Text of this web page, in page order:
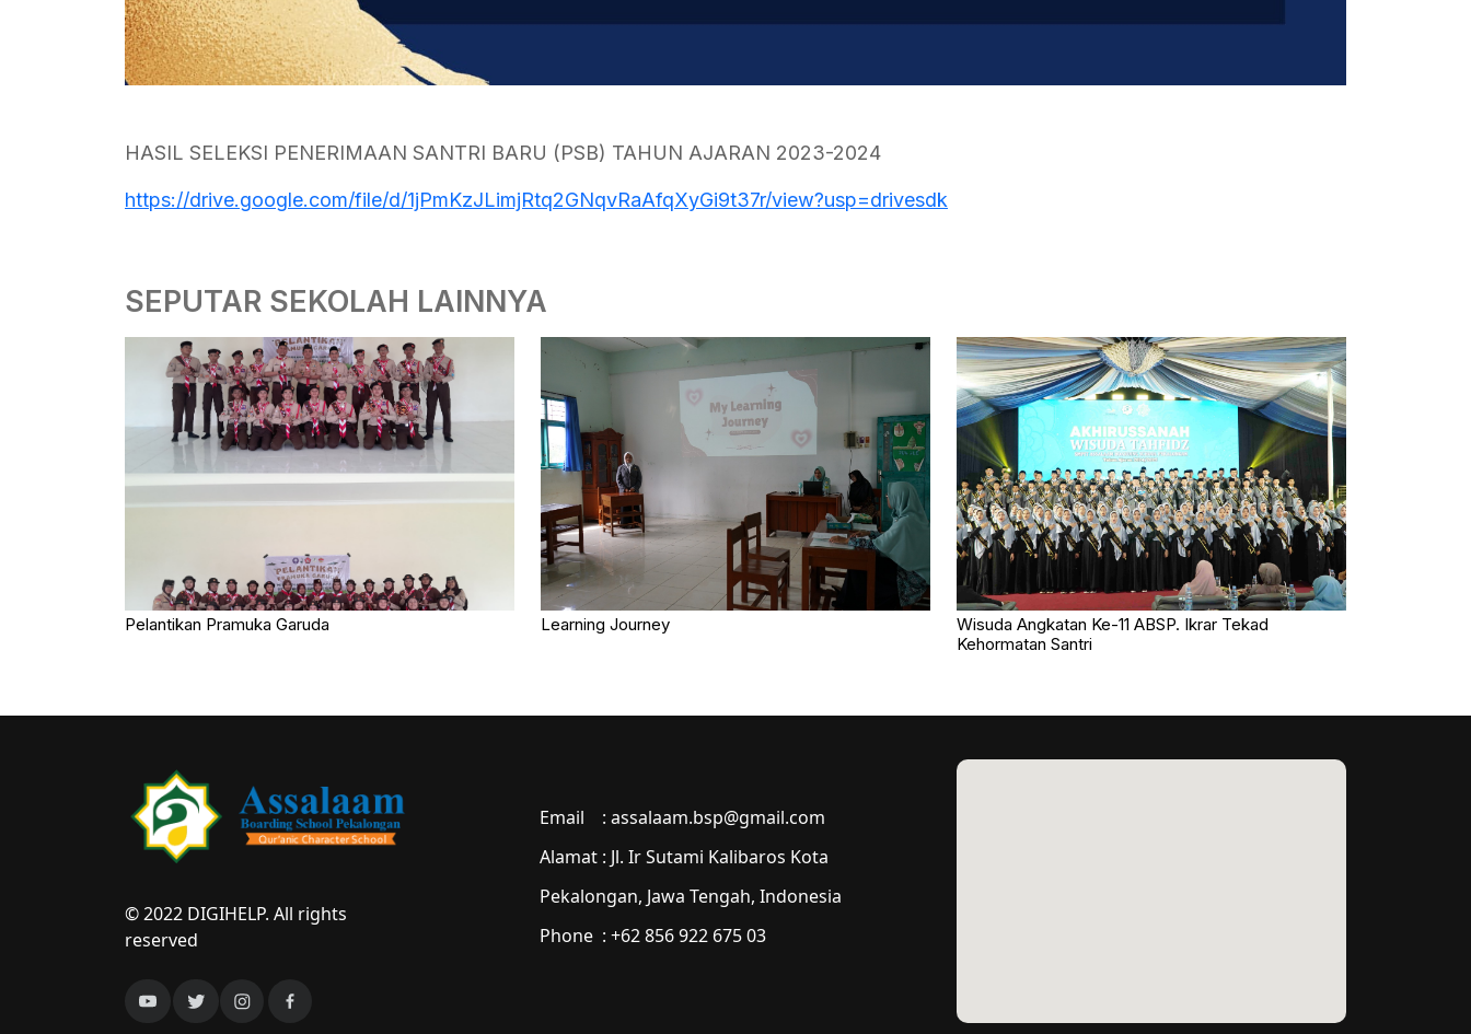
HASIL SELEKSI PENERIMAAN SANTRI BARU (PSB) TAHUN AJARAN 2023-2024
https://drive.google.com/file/d/1jPmKzJLimjRtq2GNqvRaAfqXyGi9t37r/view?usp=drivesdk
SEPUTAR SEKOLAH LAINNYA
Pelantikan Pramuka Garuda Learning Journey
Wisuda Angkatan Ke-11 ABSP. Ikrar Tekad
Kehormatan Santri
© 2022 DIGIHELP. All rights
reserved
Email :assalaam.bsp@gmail.com
Alamat : Jl. Ir Sutami Kalibaros Kota
Pekalongan, Jawa Tengah, Indonesia
Phone : +62 856 922 675 03